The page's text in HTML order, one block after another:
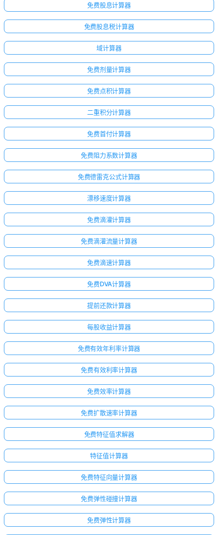
点击
登
录！
免费股息计算器
免费股息税计算器
域计算器
免费剂量计算器
免费点积计算器
二重积分计算器
免费首付计算器
免费阻力系数计算器
免费德雷克公式计算器
漂移速度计算器
免费滴灌计算器
免费滴灌流量计算器
免费滴速计算器
免费DVA计算器
提前还款计算器
每股收益计算器
免费有效年利率计算器
免费有效利率计算器
免费效率计算器
免费扩散速率计算器
免费特征值求解器
特征值计算器
免费特征向量计算器
免费弹性碰撞计算器
免费弹性计算器